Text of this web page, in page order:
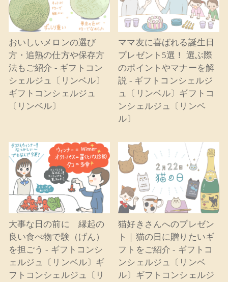
おいしいメロンの選び
方・追熟の仕方や保存方
法もご紹介 - ギフトコン
シェルジュ〔リンベル〕
ギフトコンシェルジュ
〔リンベル〕
ママ友に喜ばれる誕生日
プレゼント5選！ 選ぶ際
のポイントやマナーを解
説 - ギフトコンシェルジ
ュ〔リンベル〕ギフトコ
ンシェルジュ〔リンベ
ル〕
大事な日の前に 縁起の
良い食べ物で験（げん）
を担ごう - ギフトコンシ
ェルジュ〔リンベル〕ギ
フトコンシェルジュ〔リ
猫好きさんへのプレゼン
ト｜猫の日に贈りたいギ
フトをご紹介 - ギフトコ
ンシェルジュ〔リンベ
ル〕ギフトコンシェルジ